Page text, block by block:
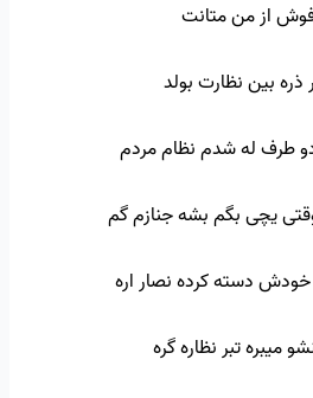
فوش از من متانت
بین نظارت بولد
طرف له شدم نظام مردم
یچی بگم بشه جنازم گم
دسته کرده نصار اره
میبره تبر نظاره گره